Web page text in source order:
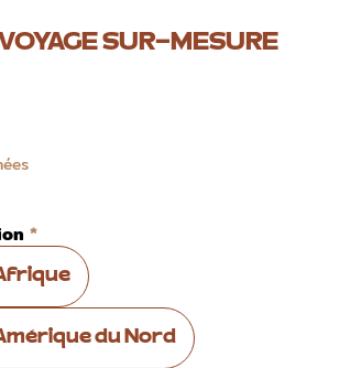
SUR-MESURE
du Nord